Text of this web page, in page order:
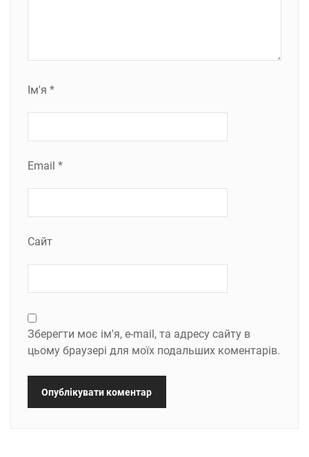
Ім'я *
Email *
Сайт
Зберегти моє ім'я, e-mail, та адресу сайту в
цьому браузері для моїх подальших коментарів.